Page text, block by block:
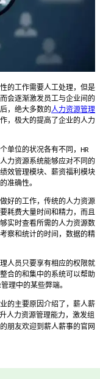
的工作需要人工处理，但是
会逐渐激发员工与企业间的
，绝大多数的人力资源管理
，极大的提高了企业的人力
单位的状况各有不同， HR
力资源系统能够应对不同的
效管理模块、薪资福利模块
准确性。
好的工作，传统的人力资源
耗费大量时间和精力，而且
实时查看所需的人力资源数
察和统计的时间，数据的精
人员只要享有相应的权限就
合的和集中的系统可以帮助
管理中的某些弊端。
的主要原因介绍了，薪人薪
人力资源管理能力，激发组
朋友欢迎到薪人薪事的官网